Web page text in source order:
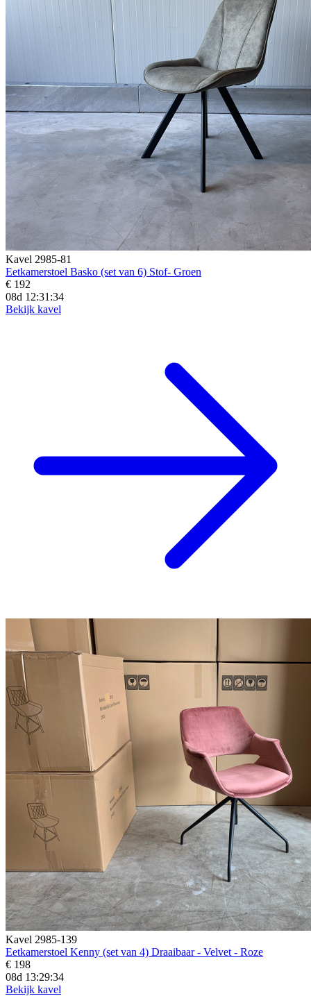
Kavel 2985-81
Eetkamerstoel Basko (set van 6) Stof- Groen
€ 192
08d 12:31:32
Bekijk kavel
Kavel 2985-139
Eetkamerstoel Kenny (set van 4) Draaibaar - Velvet - Roze
€ 198
08d 13:29:32
Bekijk kavel